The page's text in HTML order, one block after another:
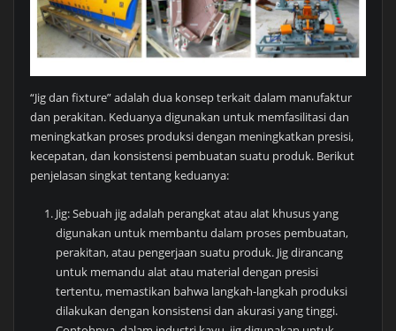
“Jig dan fixture” adalah dua konsep terkait dalam manufaktur
dan perakitan. Keduanya digunakan untuk memfasilitasi dan
meningkatkan proses produksi dengan meningkatkan presisi,
kecepatan, dan konsistensi pembuatan suatu produk. Berikut
penjelasan singkat tentang keduanya:
Jig: Sebuah jig adalah perangkat atau alat khusus yang
digunakan untuk membantu dalam proses pembuatan,
perakitan, atau pengerjaan suatu produk. Jig dirancang
untuk memandu alat atau material dengan presisi
tertentu, memastikan bahwa langkah-langkah produksi
dilakukan dengan konsistensi dan akurasi yang tinggi.